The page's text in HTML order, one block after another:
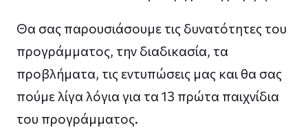
Θα σας παρουσιάσουμε τις δυνατότητες του
προγράμματος, την διαδικασία, τα
προβλήματα, τις εντυπώσεις μας και θα σας
πούμε λίγα λόγια για τα 13 πρώτα παιχνίδια
του προγράμματος.